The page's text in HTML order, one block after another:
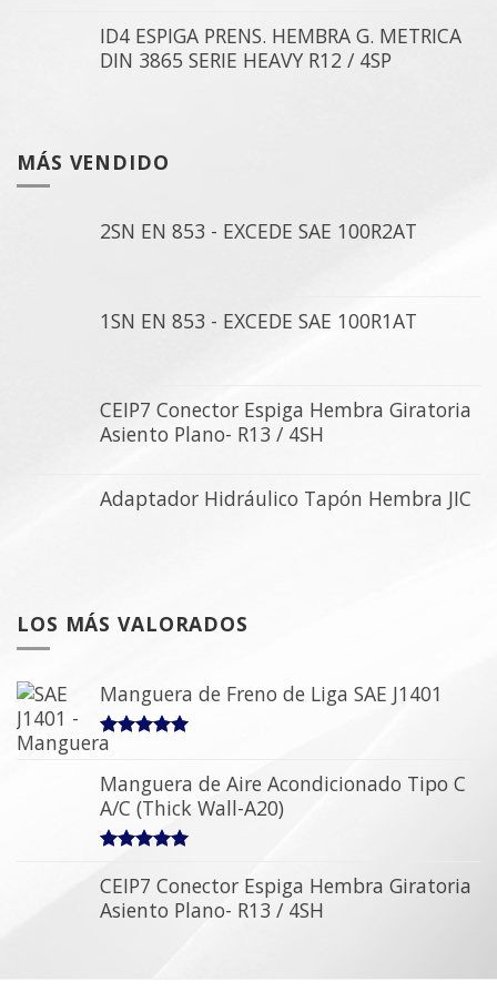
ID4 ESPIGA PRENS. HEMBRA G. METRICA
DIN 3865 SERIE HEAVY R12 / 4SP
MÁS VENDIDO
2SN EN 853 - EXCEDE SAE 100R2AT
1SN EN 853 - EXCEDE SAE 100R1AT
CEIP7 Conector Espiga Hembra Giratoria
Asiento Plano- R13 / 4SH
Adaptador Hidráulico Tapón Hembra JIC
LOS MÁS VALORADOS
Manguera de Freno de Liga SAE J1401
5.00
Manguera de Aire Acondicionado Tipo C
A/C (Thick Wall-A20)
CEIP7 Conector Espiga Hembra Giratoria
Asiento Plano- R13 / 4SH